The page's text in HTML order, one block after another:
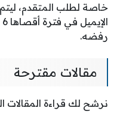
خاصة لطلب المتقدم،
الإيميل في فترة أقصاها 6 أشهر حول قبول
رفضه.
مقالات مقترحة
نرشح لك قراءة المقالات